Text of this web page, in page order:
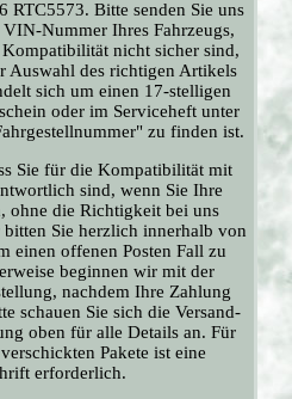
RTC5573. Bitte senden Sie uns
Nummer Ihres Fahrzeugs,
nicht sicher sind,
Auswahl des richtigen Artikels
sich um einen 17-stelligen
oder im Serviceheft unter
zu finden ist.
Sie für die Kompatibilität mit
sind, wenn Sie Ihre
ohne die Richtigkeit bei uns
Sie herzlich innerhalb von
einen offenen Posten Fall zu
beginnen wir mit der
nachdem Ihre Zahlung
schauen Sie sich die Versand-
oben für alle Details an. Für
Pakete ist eine
erforderlich.